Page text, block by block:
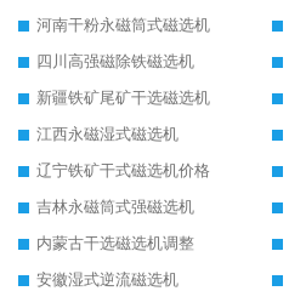
河南干粉永磁筒式磁选机
四川高强磁除铁磁选机
新疆铁矿尾矿干选磁选机
江西永磁湿式磁选机
辽宁铁矿干式磁选机价格
吉林永磁筒式强磁选机
内蒙古干选磁选机调整
安徽湿式逆流磁选机